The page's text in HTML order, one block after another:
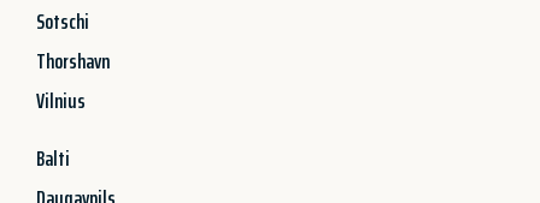
Sotschi
Thorshavn
Vilnius
Balti